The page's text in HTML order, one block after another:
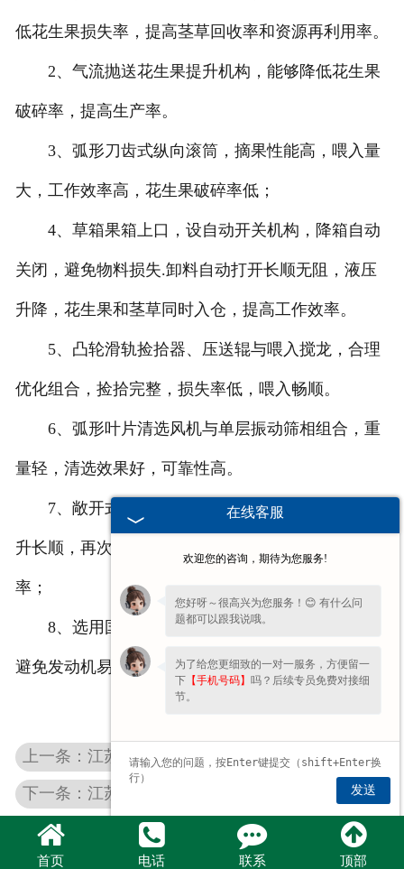
低花生果损失率，提高茎草回收率和资源再利用率。
2、气流抛送花生果提升机构，能够降低花生果
破碎率，提高生产率。
3、弧形刀齿式纵向滚筒，摘果性能高，喂入量
大，工作效率高，花生果破碎率低；
4、草箱果箱上口，设自动开关机构，降箱自动
关闭，避免物料损失.卸料自动打开长顺无阻，液压
升降，花生果和茎草同时入仓，提高工作效率。
5、凸轮滑轨捡拾器、压送辊与喂入搅龙，合理
优化组合，捡拾完整，损失率低，喂入畅顺。
6、弧形叶片清选风机与单层振动筛相组合，重
量轻，清选效果好，可靠性高。
7、敞开式输送带杂余提升机构，结构简单，提
升长顺，再次清选，提高花生果清洁率，降低含杂
率；
8、选用国三型发动机，纵向安装,高位前置式，
避免发动机易高温，动力充足；
上一条：江苏湿式花生摘果机
下一条：江苏多功能干湿两用花生摘果机
首页 电话 联系 顶部
在线客服
欢迎您的咨询，期待为您服务!
您好呀～很高兴为您服务！😊 有什么问
题都可以跟我说哦。
为了给您更细致的一对一服务，方便留一
下 【手机号码】 吗？后续专员免费对接细
节。
发送